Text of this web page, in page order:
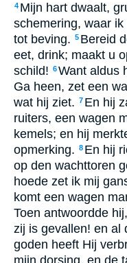
4 Mijn hart dwaalt,
schemering, waar
tot beving. 5 Bereid
eet, drink; maakt u
schild! 6Want aldus
Ga heen, zet een
wat hij ziet. 7 En hij
ruiters, een wagen
kemels; en hij
opmerking. 8 En hij
op den wachttoren
hoede zet ik mij
komt een wagen
Toen antwoordde
zij is gevallen! en al
goden heeft Hij
mijn dorsing, en de